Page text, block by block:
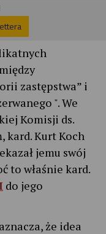
zastępstwa” i
". We
Komisji ds.
kard. Kurt Koch
jemu swój
to właśnie kard.
do jego
że idea